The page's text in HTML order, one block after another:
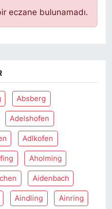
eczane bulunamadı.
Absberg
Adelshofen
Adlkofen
Aholming
Aidenbach
Aindling Ainring